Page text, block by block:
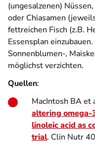
(ungesalzenen)
oder Chiasamen
fettreichen Fisch (z.B.
Essensplan
Sonnenblumen-,
möglichst verzichten.
Quellen:
MacIntosh BA et
altering omega-
linoleic acid as
trial. Clin Nutr